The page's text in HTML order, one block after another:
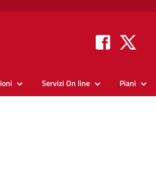
Servizi On line Piani